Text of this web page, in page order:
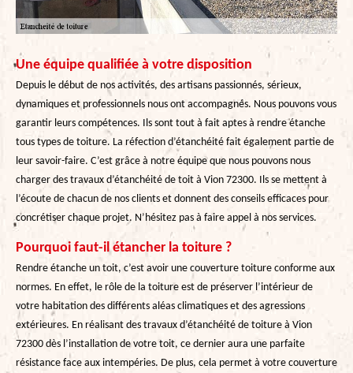
Une équipe qualifiée à votre disposition
Depuis le début de nos activités, des artisans passionnés, sérieux,
dynamiques et professionnels nous ont accompagnés. Nous pouvons vous
garantir leurs compétences. Ils sont tout à fait aptes à rendre étanche
tous types de toiture. La réfection d’étanchéité fait également partie de
leur savoir-faire. C’est grâce à notre équipe que nous pouvons nous
charger des travaux d’étanchéité de toit à Vion 72300. Ils se mettent à
l’écoute de chacun de nos clients et donnent des conseils efficaces pour
concrétiser chaque projet. N’hésitez pas à faire appel à nos services.
Pourquoi faut-il étancher la toiture ?
Rendre étanche un toit, c’est avoir une couverture toiture conforme aux
normes. En effet, le rôle de la toiture est de préserver l’intérieur de
votre habitation des différents aléas climatiques et des agressions
extérieures. En réalisant des travaux d’étanchéité de toiture à Vion
72300 dès l’installation de votre toit, ce dernier aura une parfaite
résistance face aux intempéries. De plus, cela permet à votre couverture